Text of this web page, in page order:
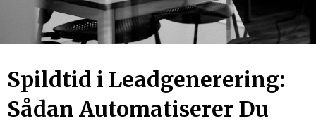
Spildtid i Leadgenerering:
Sådan Automatiserer Du